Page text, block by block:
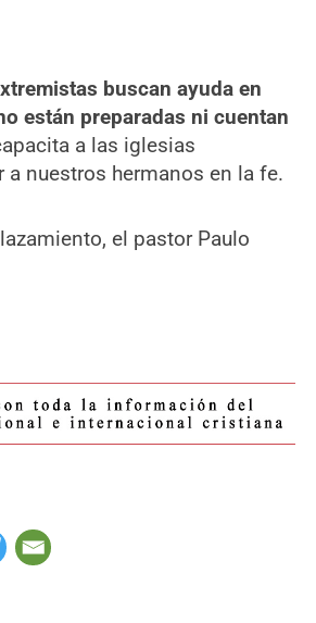
buscan ayuda en
están preparadas ni cuentan
a las iglesias
a nuestros hermanos en la fe.
el pastor Paulo